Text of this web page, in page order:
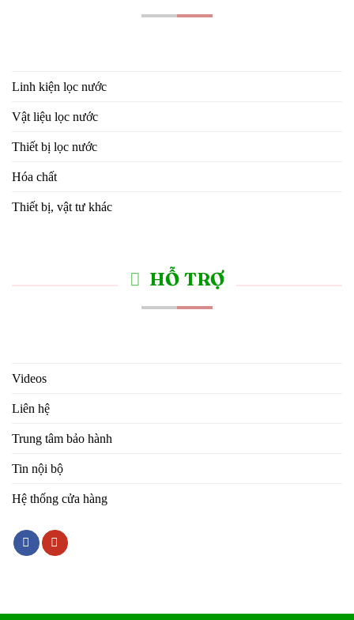
Linh kiện lọc nước
Vật liệu lọc nước
Thiết bị lọc nước
Hóa chất
Thiết bị, vật tư khác
HỖ TRỢ
Videos
Liên hệ
Trung tâm bảo hành
Tin nội bộ
Hệ thống cửa hàng